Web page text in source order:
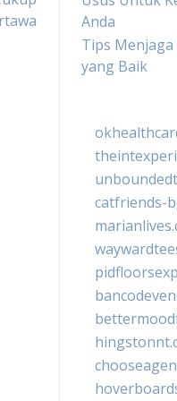
Anda
Tips
yang Baik
catfriends-